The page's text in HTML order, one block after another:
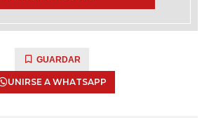
GUARDAR
UNIRSE A WHATSAPP